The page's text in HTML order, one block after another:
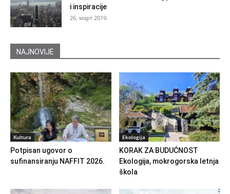
i inspiracije
26. март 2019.
NAJNOVIJE
Kultura
Potpisan ugovor o
sufinansiranju NAFFIT 2026.
Ekologija
KORAK ZA BUDUĆNOST
Ekologija, mokrogorska letnja
škola